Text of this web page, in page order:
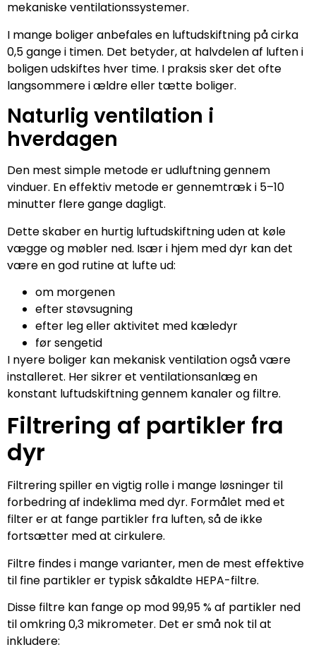
mekaniske ventilationssystemer.
I mange boliger anbefales en luftudskiftning på cirka
0,5 gange i timen. Det betyder, at halvdelen af luften i
boligen udskiftes hver time. I praksis sker det ofte
langsommere i ældre eller tætte boliger.
Naturlig ventilation i
hverdagen
Den mest simple metode er udluftning gennem
vinduer. En effektiv metode er gennemtræk i 5–10
minutter flere gange dagligt.
Dette skaber en hurtig luftudskiftning uden at køle
vægge og møbler ned. Især i hjem med dyr kan det
være en god rutine at lufte ud:
om morgenen
efter støvsugning
efter leg eller aktivitet med kæledyr
før sengetid
I nyere boliger kan mekanisk ventilation også være
installeret. Her sikrer et ventilationsanlæg en
konstant luftudskiftning gennem kanaler og filtre.
Filtrering af partikler fra
dyr
Filtrering spiller en vigtig rolle i mange løsninger til
forbedring af indeklima med dyr. Formålet med et
filter er at fange partikler fra luften, så de ikke
fortsætter med at cirkulere.
Filtre findes i mange varianter, men de mest effektive
til fine partikler er typisk såkaldte HEPA-filtre.
Disse filtre kan fange op mod 99,95 % af partikler ned
til omkring 0,3 mikrometer. Det er små nok til at
inkludere: